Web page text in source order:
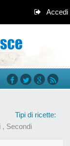
Accedi
Tipi di ricette:
, Secondi